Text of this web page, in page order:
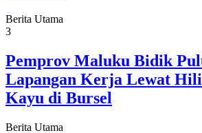
Berita Utama
3
Pemprov Maluku Bidik
Lapangan Kerja Lewat
Kayu di Bursel
Berita Utama